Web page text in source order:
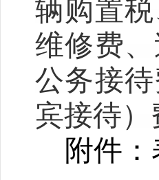
辆购置
维修费
公务接
宾接待）
附件：